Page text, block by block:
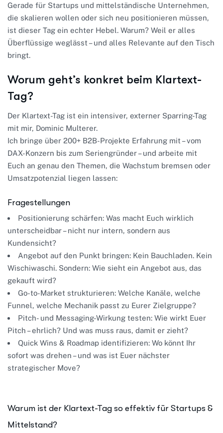
Gerade für Startups und mittelständische Unternehmen,
die skalieren wollen oder sich neu positionieren müssen,
ist dieser Tag ein echter Hebel. Warum? Weil er alles
Überflüssige weglässt – und alles Relevante auf den Tisch
bringt.
Worum geht’s konkret beim Klartext-
Tag?
Der Klartext-Tag ist ein intensiver, externer Sparring-Tag
mit mir, Dominic Multerer.
Ich bringe über 200+ B2B-Projekte Erfahrung mit – vom
DAX-Konzern bis zum Seriengründer – und arbeite mit
Euch an genau den Themen, die Wachstum bremsen oder
Umsatzpotenzial liegen lassen:
Fragestellungen
Positionierung schärfen: Was macht Euch wirklich
unterscheidbar – nicht nur intern, sondern aus
Kundensicht?
Angebot auf den Punkt bringen: Kein Bauchladen. Kein
Wischiwaschi. Sondern: Wie sieht ein Angebot aus, das
gekauft wird?
Go-to-Market strukturieren: Welche Kanäle, welche
Funnel, welche Mechanik passt zu Eurer Zielgruppe?
Pitch- und Messaging-Wirkung testen: Wie wirkt Euer
Pitch – ehrlich? Und was muss raus, damit er zieht?
Quick Wins & Roadmap identifizieren: Wo könnt Ihr
sofort was drehen – und was ist Euer nächster
strategischer Move?
Warum ist der Klartext-Tag so effektiv für Startups &
Mittelstand?